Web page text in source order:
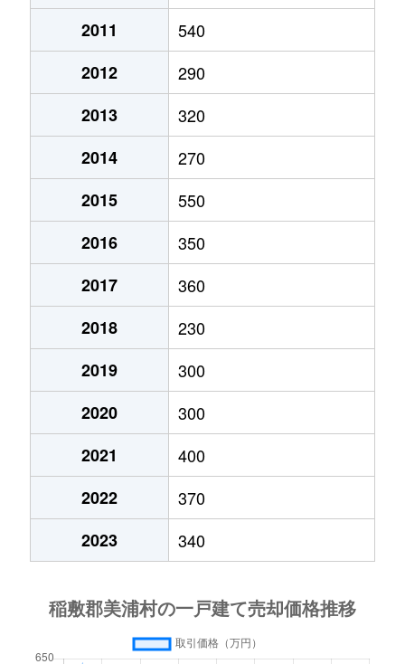
2011
540
2012
290
2013
320
2014
270
2015
550
2016
350
2017
360
2018
230
2019
300
2020
300
2021
400
2022
370
2023
340